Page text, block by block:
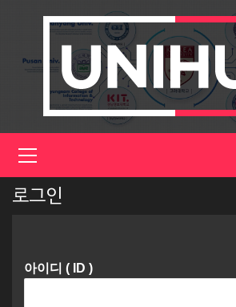
Menu
로그인
아이디 ( ID )